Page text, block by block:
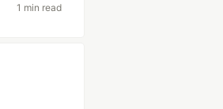
1 min read